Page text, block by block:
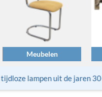
Meubelen
lampen uit de jaren 30•